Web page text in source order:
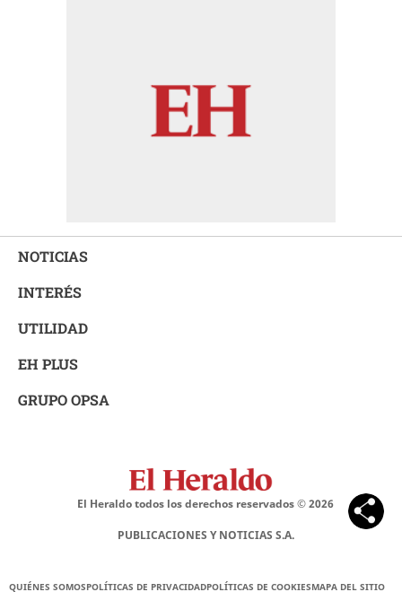
NOTICIAS
INTERÉS
UTILIDAD
EH PLUS
GRUPO OPSA
El Heraldo todos los derechos reservados ©2026
PUBLICACIONES Y NOTICIAS S.A.
QUIÉNES SOMOSPOLÍTICAS DE PRIVACIDADPOLÍTICAS DE COOKIESMAPA DEL SITIO